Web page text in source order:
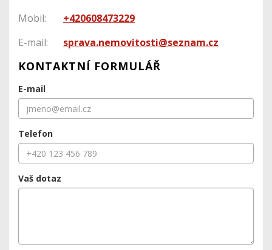
Mobil:
+420608473229
E-mail:
sprava.nemovitosti@seznam.cz
KONTAKTNÍ FORMULÁŘ
E-mail
Telefon
Vaš dotaz